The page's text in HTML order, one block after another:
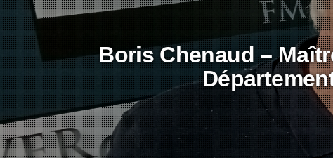
Boris Chenaud –